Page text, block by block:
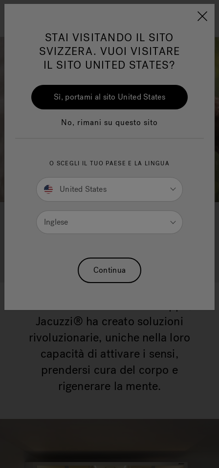
Jacuzzi&reg; EMEA
L' arte del benessere
Scopri i prodotti Wellness
Jacuzzi® ha creato soluzioni
rivoluzionarie, uniche nella loro
capacità di attivare i sensi,
prendersi cura del corpo e
rigenerare la mente.
STAI VISITANDO IL SITO
SVIZZERA. VUOI VISITARE
IL SITO UNITED STATES?
Sì, portami al sito United States
No, rimani su questo sito
O SCEGLI IL TUO PAESE E LA LINGUA
United States
Inglese
Continua